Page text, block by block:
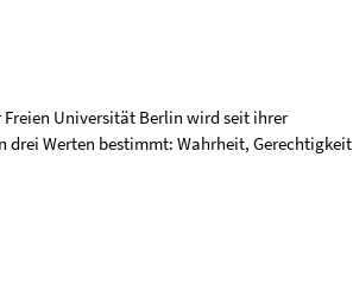
Freien Universität Berlin wird seit ihrer
drei Werten bestimmt: Wahrheit, Gerechtigkeit